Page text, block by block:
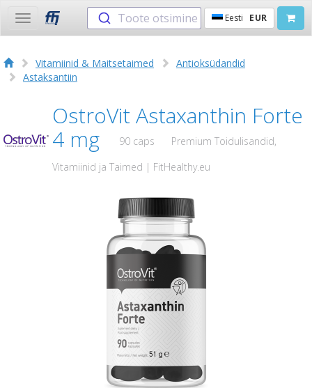
Toggle
navigation
Toote otsimine Eesti EUR
Vitamiinid & Maitsetaimed
Antioksüdandid
Astaksantiin
OstroVit Astaxanthin Forte
4 mg
90 caps
Premium Toidulisandid,
Vitamiinid ja Taimed | FitHealthy.eu